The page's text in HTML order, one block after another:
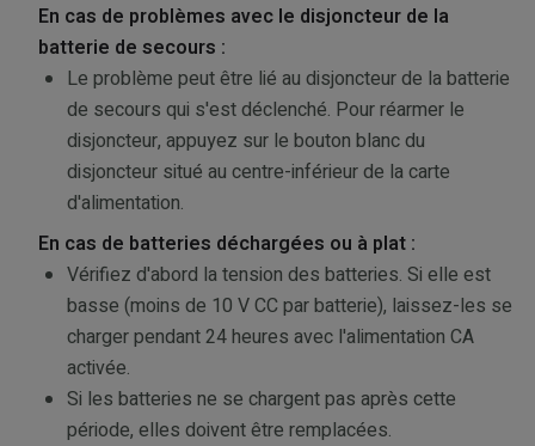
En cas de problèmes avec le disjoncteur de la
batterie de secours :
Le problème peut être lié au disjoncteur de la batterie
de secours qui s'est déclenché. Pour réarmer le
disjoncteur, appuyez sur le bouton blanc du
disjoncteur situé au centre-inférieur de la carte
d'alimentation.
En cas de batteries déchargées ou à plat :
Vérifiez d'abord la tension des batteries. Si elle est
basse (moins de 10 V CC par batterie), laissez-les se
charger pendant 24 heures avec l'alimentation CA
activée.
Si les batteries ne se chargent pas après cette
période, elles doivent être remplacées.